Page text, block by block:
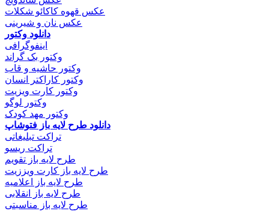
عکس قهوه کاکائو شکلات
عکس نان و شیرینی
دانلود وکتور
اینفوگرافی
وکتور بک گراند
وکتور حاشیه و قاب
وکتور کاراکتر انسان
وکتور کارت ویزیت
وکتور لوگو
وکتور مهد کودک
دانلود طرح لایه باز فتوشاپ
تراکت تبلیغاتی
تراکت ریسو
طرح لایه باز تقویم
طرح لایه باز کارت ویززیت
طرح لایه باز اعلامیه
طرح لایه باز انقلابی
طرح لایه باز مناسبتی